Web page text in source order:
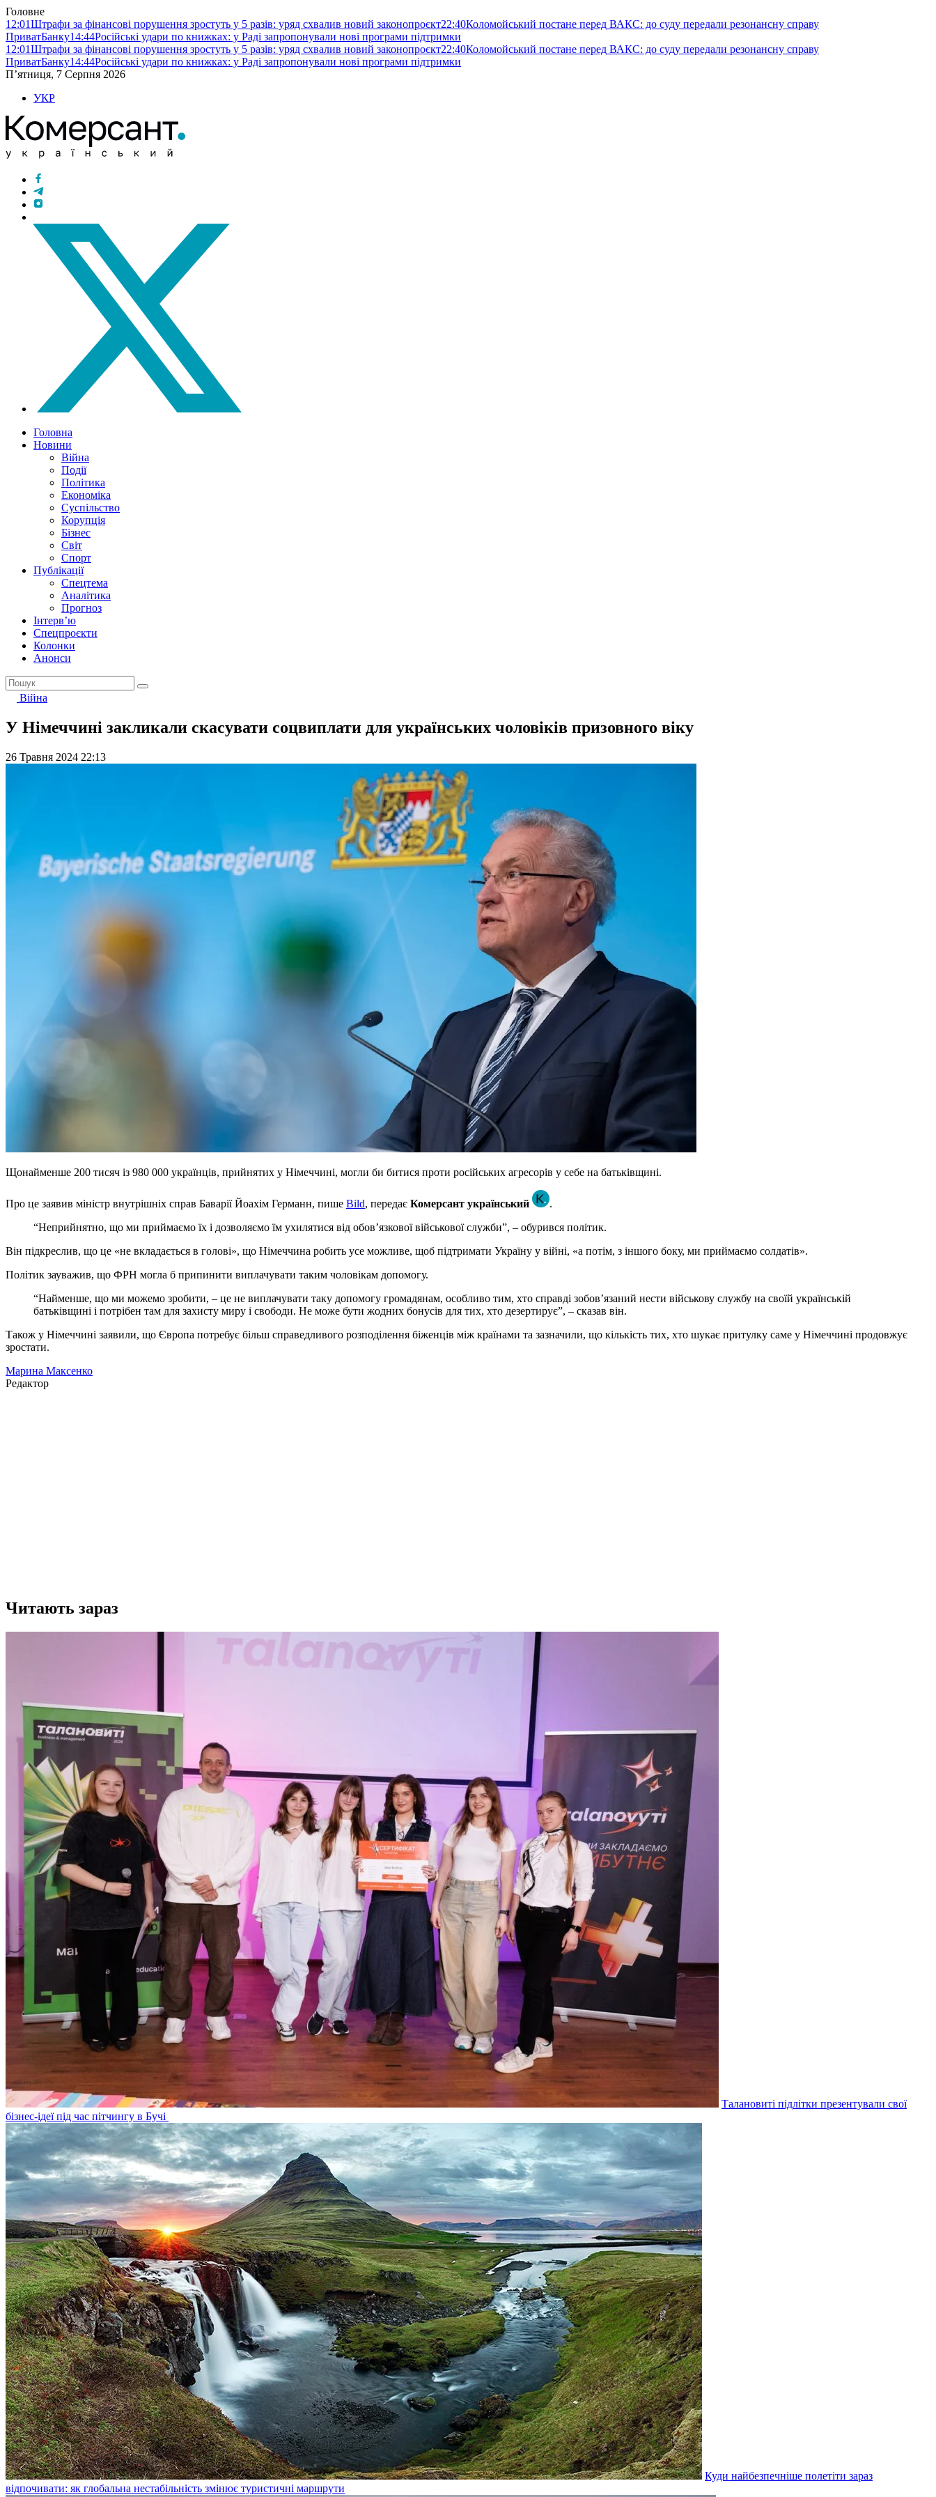
Головне
12:01Штрафи за фінансові порушення зростуть у 5 разів: уряд схвалив новий законопроєкт22:40Коломойський постане перед ВАКС: до суду передали резонансну справу
ПриватБанку14:44Російські удари по книжках: у Раді запропонували нові програми підтримки
12:01Штрафи за фінансові порушення зростуть у 5 разів: уряд схвалив новий законопроєкт22:40Коломойський постане перед ВАКС: до суду передали резонансну справу
ПриватБанку14:44Російські удари по книжках: у Раді запропонували нові програми підтримки
П’ятниця, 7 Серпня 2026
УКР
Головна
Новини
Війна
Події
Політика
Економіка
Суспільство
Корупція
Бізнес
Світ
Спорт
Публікації
Спецтема
Аналітика
Прогноз
Інтерв’ю
Спецпроєкти
Колонки
Анонси
Війна
У Німеччині закликали скасувати соцвиплати для українських чоловіків призовного віку
26 Травня 2024 22:13
Щонайменше 200 тисяч із 980 000 українців, прийнятих у Німеччині, могли би битися проти російських агресорів у себе на батьківщині.
Про це заявив міністр внутрішніх справ Баварії Йоахім Германн, пише Bild, передає Комерсант український
.
“Неприйнятно, що ми приймаємо їх і дозволяємо їм ухилятися від обов’язкової військової служби”, – обурився політик.
Він підкреслив, що це «не вкладається в голові», що Німеччина робить усе можливе, щоб підтримати Україну у війні, «а потім, з іншого боку, ми приймаємо солдатів».
Політик зауважив, що ФРН могла б припинити виплачувати таким чоловікам допомогу.
“Найменше, що ми можемо зробити, – це не виплачувати таку допомогу громадянам, особливо тим, хто справді зобов’язаний нести військову службу на своїй українській
батьківщині і потрібен там для захисту миру і свободи. Не може бути жодних бонусів для тих, хто дезертирує”, – сказав він.
Також у Німеччині заявили, що Європа потребує більш справедливого розподілення біженців між країнами та зазначили, що кількість тих, хто шукає притулку саме у Німеччині продовжує
зростати.
Марина Максенко
Редактор
Читають зараз
Талановиті підлітки презентували свої
бізнес-ідеї під час пітчингу в Бучі
Куди найбезпечніше полетіти зараз
відпочивати: як глобальна нестабільність змінює туристичні маршрути